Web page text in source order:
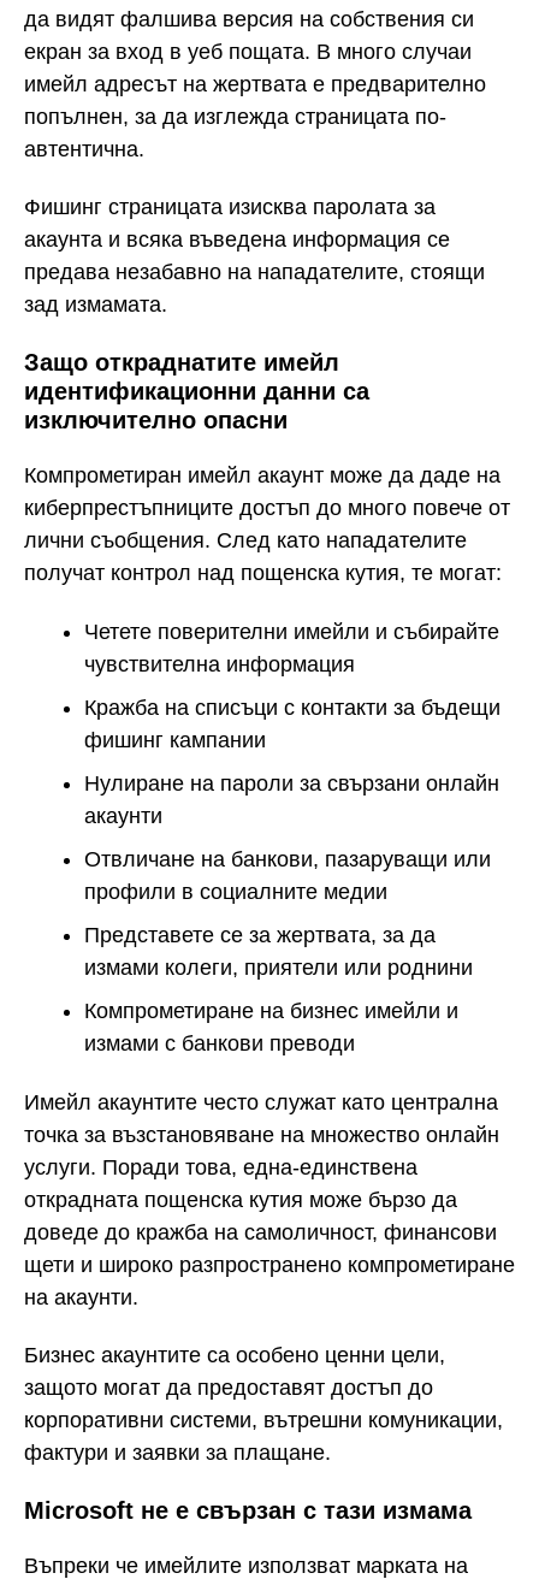
да видят фалшива версия на собствения си
екран за вход в уеб пощата. В много случаи
имейл адресът на жертвата е предварително
попълнен, за да изглежда страницата по-
автентична.
Фишинг страницата изисква паролата за
акаунта и всяка въведена информация се
предава незабавно на нападателите, стоящи
зад измамата.
Защо откраднатите имейл
идентификационни данни са
изключително опасни
Компрометиран имейл акаунт може да даде на
киберпрестъпниците достъп до много повече от
лични съобщения. След като нападателите
получат контрол над пощенска кутия, те могат:
Четете поверителни имейли и събирайте
чувствителна информация
Кражба на списъци с контакти за бъдещи
фишинг кампании
Нулиране на пароли за свързани онлайн
акаунти
Отвличане на банкови, пазаруващи или
профили в социалните медии
Представете се за жертвата, за да
измами колеги, приятели или роднини
Компрометиране на бизнес имейли и
измами с банкови преводи
Имейл акаунтите често служат като централна
точка за възстановяване на множество онлайн
услуги. Поради това, една-единствена
открадната пощенска кутия може бързо да
доведе до кражба на самоличност, финансови
щети и широко разпространено компрометиране
на акаунти.
Бизнес акаунтите са особено ценни цели,
защото могат да предоставят достъп до
корпоративни системи, вътрешни комуникации,
фактури и заявки за плащане.
Microsoft не е свързан с тази измама
Въпреки че имейлите използват марката на